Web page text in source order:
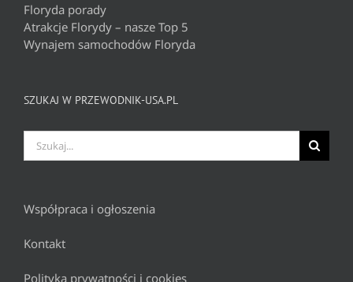
Floryda porady
Atrakcje Florydy – nasze Top 5
Wynajem samochodów Floryda
SZUKAJ W PRZEWODNIK-USA.PL
Szukaj
Współpraca i ogłoszenia
Kontakt
Polityka prywatności i cookies